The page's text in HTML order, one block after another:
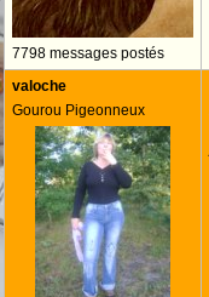
7798 messages postés
valoche
Gourou Pigeonneux